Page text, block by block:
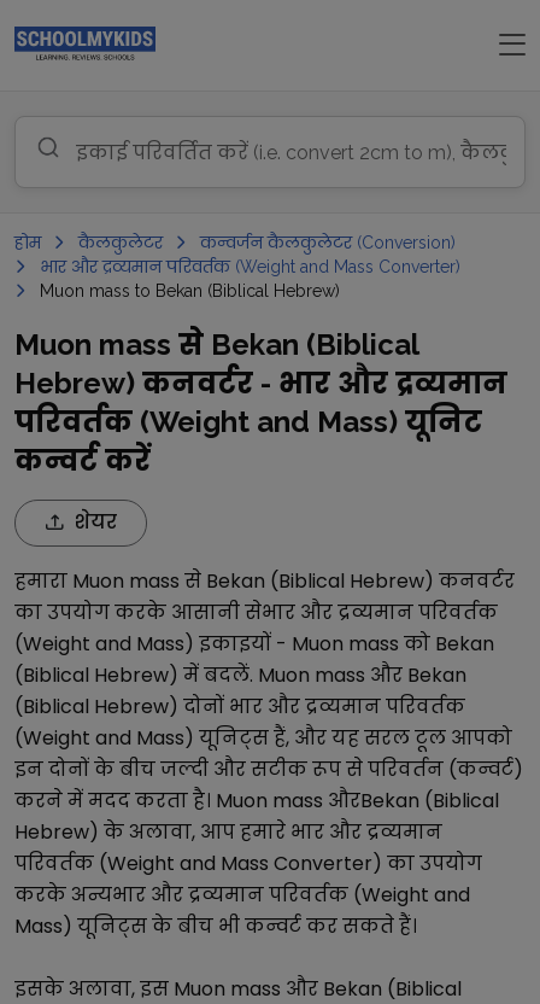
होम कैलकुलेटर
कन्वर्जन कैलकुलेटर (Conversion)
भार और द्रव्यमान परिवर्तक (Weight and Mass Converter)
Muon mass to Bekan (Biblical Hebrew)
Muon mass से Bekan (Biblical
Hebrew) कनवर्टर - भार और द्रव्यमान
परिवर्तक (Weight and Mass) यूनिट
कन्वर्ट करें
शेयर
हमारा Muon mass से Bekan (Biblical Hebrew) कनवर्टर
का उपयोग करके आसानी सेभार और द्रव्यमान परिवर्तक
(Weight and Mass) इकाइयों - Muon mass को Bekan
(Biblical Hebrew) में बदलें. Muon mass और Bekan
(Biblical Hebrew) दोनों भार और द्रव्यमान परिवर्तक
(Weight and Mass) यूनिट्स हैं, और यह सरल टूल आपको
इन दोनों के बीच जल्दी और सटीक रूप से परिवर्तन (कन्वर्ट)
करने में मदद करता है। Muon mass औरBekan (Biblical
Hebrew) के अलावा, आप हमारे भार और द्रव्यमान
परिवर्तक (Weight and Mass Converter) का उपयोग
करके अन्यभार और द्रव्यमान परिवर्तक (Weight and
Mass) यूनिट्स के बीच भी कन्वर्ट कर सकते हैं।
इसके अलावा, इस Muon mass और Bekan (Biblical